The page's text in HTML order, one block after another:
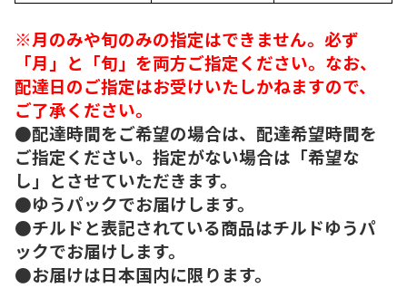
※月のみや旬のみの指定はできません。必ず
「月」と「旬」を両方ご指定ください。なお、
配達日のご指定はお受けいたしかねますので、
ご了承ください。
●配達時間をご希望の場合は、配達希望時間を
ご指定ください。指定がない場合は「希望な
し」とさせていただきます。
●ゆうパックでお届けします。
●チルドと表記されている商品はチルドゆうパ
ックでお届けします。
●お届けは日本国内に限ります。